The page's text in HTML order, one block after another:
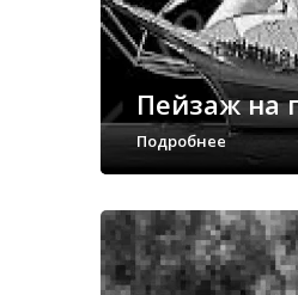
Пейзаж на
Подробнее